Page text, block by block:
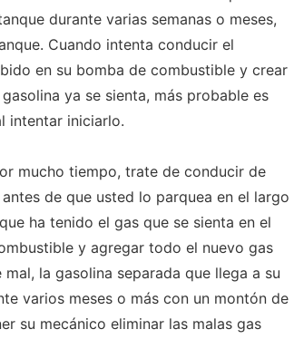
durante varias semanas o meses,
Cuando intenta conducir el
en su bomba de combustible y crear
ya se sienta, más probable es
intentar iniciarlo.
mucho tiempo, trate de conducir de
de que usted lo parquea en el largo
ha tenido el gas que se sienta en el
y agregar todo el nuevo gas
la gasolina separada que llega a su
varios meses o más con un montón de
su mecánico eliminar las malas gas